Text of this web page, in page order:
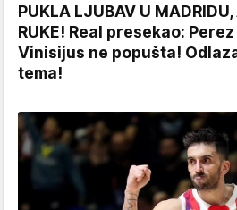
PUKLA LJUBAV U
RUKE! Real presekao:
Vinisijus ne popušta!
tema!